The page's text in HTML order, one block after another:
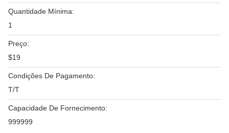
Quantidade Mínima:
1
Preço:
$19
Condições De Pagamento:
T/T
Capacidade De Fornecimento:
999999